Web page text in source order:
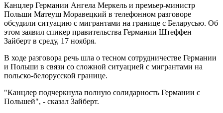
Канцлер Германии Ангела Меркель и премьер-министр
Польши Матеуш Моравецкий в телефонном разговоре
обсудили ситуацию с мигрантами на границе с Беларусью. Об
этом заявил спикер правительства Германии Штеффен
Зайберт в среду, 17 ноября.
В ходе разговора речь шла о тесном сотрудничестве Германии
и Польши в связи со сложной ситуацией с мигрантами на
польско-белорусской границе.
"Канцлер подчеркнула полную солидарность Германии с
Польшей", - сказал Зайберт.